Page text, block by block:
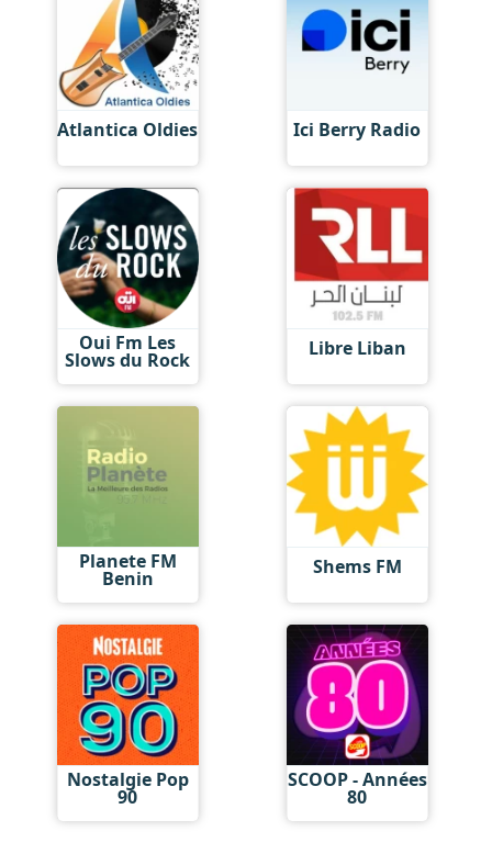
Atlantica Oldies Ici Berry Radio
Oui Fm Les
Slows du Rock Libre Liban
Planete FM
Benin Shems FM
Nostalgie Pop
90
SCOOP - Années
80